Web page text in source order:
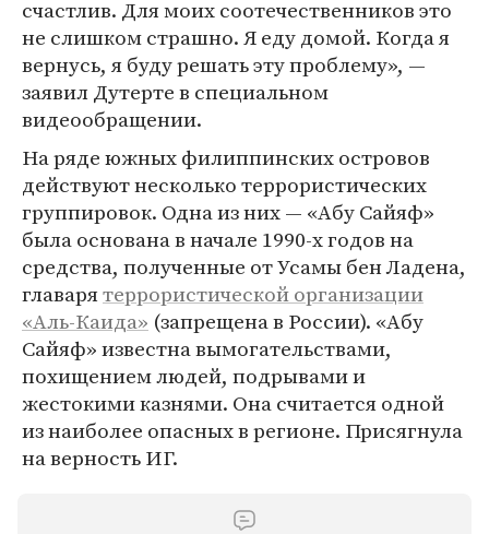
счастлив. Для моих соотечественников это
не слишком страшно. Я еду домой. Когда я
вернусь, я буду решать эту проблему», —
заявил Дутерте в специальном
видеообращении.
На ряде южных филиппинских островов
действуют несколько террористических
группировок. Одна из них — «Абу Сайяф»
была основана в начале 1990-х годов на
средства, полученные от Усамы бен Ладена,
главарятеррористической организации
«Аль-Каида» (запрещена в России). «Абу
Сайяф» известна вымогательствами,
похищением людей, подрывами и
жестокими казнями. Она считается одной
из наиболее опасных в регионе. Присягнула
на верность ИГ.